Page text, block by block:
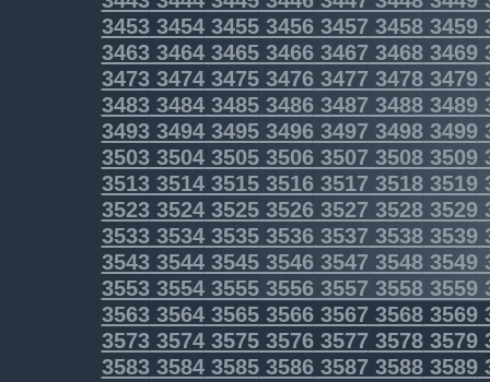
34533454345534563457 34583459
3463346434653466346734683469
34733474347534763477 34783479
34833484348534863487 34883489
34933494349534963497 34983499
35033504350535063507 35083509
35133514351535163517 35183519
35233524352535263527 35283529
35333534353535363537 35383539
35433544354535463547 35483549
35533554355535563557 35583559
3563356435653566356735683569
3573357435753576357735783579
3583358435853586358735883589